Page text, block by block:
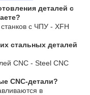
деталей с
с ЧПУ - XFH
стальных деталей
CNC - Steel CNC
CNC-детали?
в